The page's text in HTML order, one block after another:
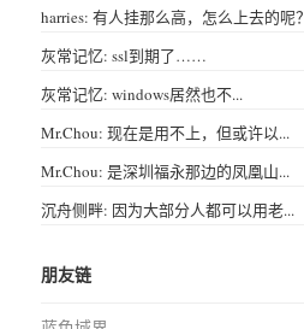
harries: 有人挂那么高，怎么上去的呢？
灰常记忆: ssl到期了……
灰常记忆: windows居然也不...
Mr.Chou: 现在是用不上，但或许以...
Mr.Chou: 是深圳福永那边的凤凰山...
沉舟侧畔: 因为大部分人都可以用老...
朋友链